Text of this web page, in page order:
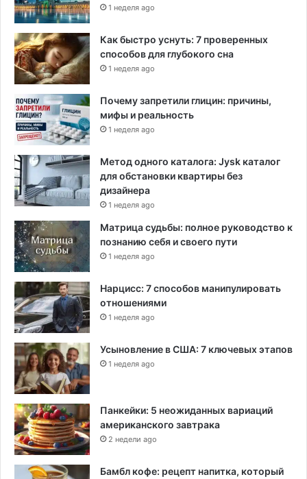
1 неделя ago
Как быстро уснуть: 7 проверенных
способов для глубокого сна
1 неделя ago
Почему запретили глицин: причины,
мифы и реальность
1 неделя ago
Метод одного каталога: Jysk каталог
для обстановки квартиры без
дизайнера
1 неделя ago
Матрица судьбы: полное руководство к
познанию себя и своего пути
1 неделя ago
Нарцисс: 7 способов манипулировать
отношениями
1 неделя ago
Усыновление в США: 7 ключевых этапов
1 неделя ago
Панкейки: 5 неожиданных вариаций
американского завтрака
2 недели ago
Бамбл кофе: рецепт напитка, который